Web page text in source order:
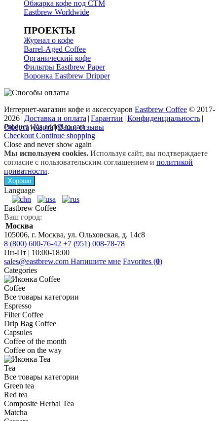
Обжарка кофе под СТМ
Eastbrew Worldwide
ПРОЕКТЫ
Журнал о кофе
Barrel-Aged Coffee
Органический кофе
Фильтры Eastbrew Paper
Воронка Eastbrew Dripper
Интернет-магазин кофе и аксессуаров Eastbrew Coffee © 2017-
2026 | Доставка и оплата | Гарантии | Конфиденциальность |
Оферта |Карта |Ваши отзывы
Product was added to cart
Checkout Continue shopping
Close and never show again
Мы используем cookies. Используя сайт, вы подтверждаете
согласие с пользовательским соглашением и политикой
приватности.
Хорошо
Language
Eastbrew Coffee
Ваш город:
Москва
105006, г. Москва, ул. Ольховская, д. 14с8
8 (800) 600-76-42 +7 (951) 008-78-78
Пн-Пт | 10:00-18:00
sales@eastbrew.com Напишите мне Favorites (0)
Categories
Coffee
Все товары категории
Espresso
Filter Coffee
Drip Bag Coffee
Capsules
Coffee of the month
Coffee on the way
Tea
Все товары категории
Green tea
Red tea
Composite Herbal Tea
Matcha